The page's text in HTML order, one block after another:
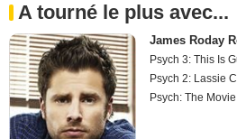
A tourné le plus avec...
James Roday
Psych 3: This Is
Psych 2: Lassie
Psych: The Movie